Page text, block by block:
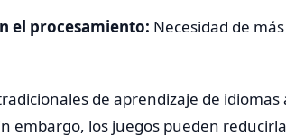
el procesamiento: Necesidad de
de aprendizaje de
embargo, los juegos pueden